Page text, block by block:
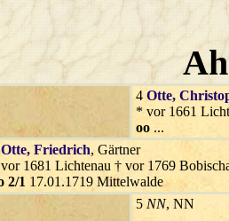
4 Otte,
* vor 1661
oo ...
Otte, Friedrich, Gärtner
1681 Lichtenau † vor 1769
2/1 17.01.1719 Mittelwalde
5 NN, NN